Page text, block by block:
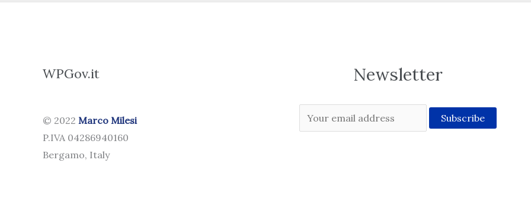
WPGov.it
© 2022 Marco Milesi
P.IVA 04286940160
Bergamo, Italy
Newsletter